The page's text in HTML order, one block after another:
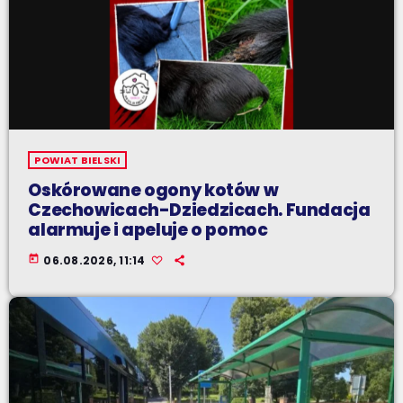
POWIAT BIELSKI
Oskórowane ogony kotów w
Czechowicach-Dziedzicach. Fundacja
alarmuje i apeluje o pomoc
today 06.08.2026, 11:14